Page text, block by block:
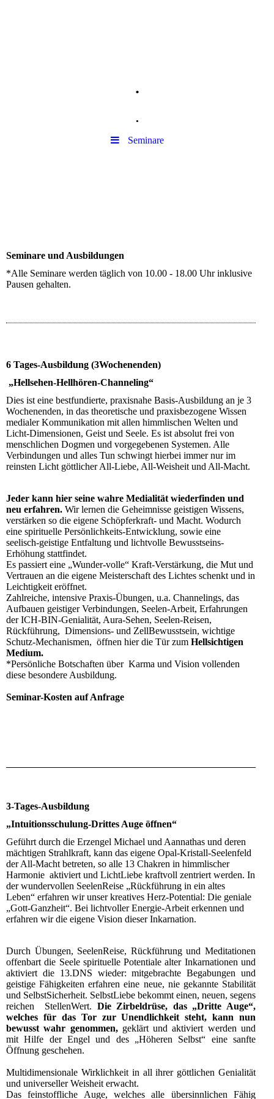
.
.
Seminare
Seminare und Ausbildungen
*Alle Seminare werden täglich von 10.00 - 18.00 Uhr inklusive
Pausen gehalten.
6 Tages-Ausbildung (3Wochenenden)
„Hellsehen-Hellhören-Channeling“
Dies ist eine bestfundierte, praxisnahe Basis-Ausbildung an je 3
Wochenenden, in das theoretische und praxisbezogene Wissen
medialer Kommunikation mit allen himmlischen Welten und
Licht-Dimensionen, Geist und Seele. Es ist absolut frei von
menschlichen Dogmen und vorgegebenen Systemen. Alle
Verbindungen und alles Tun schwingt hierbei immer nur im
reinsten Licht göttlicher All-Liebe, All-Weisheit und All-Macht.
Jeder kann hier seine wahre Medialität wiederfinden und
neu erfahren. Wir lernen die Geheimnisse geistigen Wissens,
verstärken so die eigene Schöpferkraft- und Macht. Wodurch
eine spirituelle Persönlichkeits-Entwicklung, sowie eine
seelisch-geistige Entfaltung und lichtvolle Bewusstseins-
Erhöhung stattfindet.
Es passiert eine „Wunder-volle“ Kraft-Verstärkung, die Mut und
Vertrauen an die eigene Meisterschaft des Lichtes schenkt und in
Leichtigkeit eröffnet.
Zahlreiche, intensive Praxis-Übungen, u.a. Channelings, das
Aufbauen geistiger Verbindungen, Seelen-Arbeit, Erfahrungen
der ICH-BIN-Genialität, Aura-Sehen, Seelen-Reisen,
Rückführung, Dimensions- und ZellBewusstsein, wichtige
Schutz-Mechanismen, öffnen hier die Tür zum Hellsichtigen
Medium.
*Persönliche Botschaften über Karma und Vision vollenden
diese besondere Ausbildung.
Seminar-Kosten auf Anfrage
3-Tages-Ausbildung
„Intuitionsschulung-Drittes Auge öffnen“
Geführt durch die Erzengel Michael und Aannathas und deren
mächtigen Strahlkraft, kann das eigene Opal-Kristall-Seelenfeld
der All-Macht betreten, so alle 13 Chakren in himmlischer
Harmonie aktiviert und LichtLiebe kraftvoll zentriert werden. In
der wundervollen SeelenReise „Rückführung in ein altes
Leben“ erfahren wir unser kreatives Herz-Potential: Die geniale
„Gott-Ganzheit“. Bei lichtvoller Energie-Arbeit erkennen und
erfahren wir die eigene Vision dieser Inkarnation.
Durch Übungen, SeelenReise, Rückführung und Meditationen
offenbart die Seele spirituelle Potentiale alter Inkarnationen und
aktiviert die 13.DNS wieder: mitgebrachte Begabungen und
geistige Fähigkeiten erfahren eine neue, nie gekannte Stabilität
und SelbstSicherheit. SelbstLiebe bekommt einen, neuen, segens
reichen StellenWert. Die Zirbeldrüse, das „Dritte Auge“,
welches für das Tor zur Unendlichkeit steht, kann nun
bewusst wahr genommen,geklärt und aktiviert werden und
mit Hilfe der Engel und des „Höheren Selbst“ eine sanfte
Öffnung geschehen.
Multidimensionale Wirklichkeit in all ihrer göttlichen Genialität
und universeller Weisheit erwacht.
Das feinstoffliche Auge, welches alle übersinnlichen Fähig